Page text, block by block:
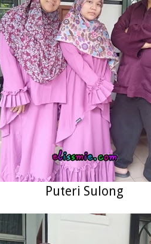
Puteri Sulong